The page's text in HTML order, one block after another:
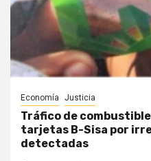
Economía Justicia
Tráfico de
tarjetas B-Sisa por
detectadas